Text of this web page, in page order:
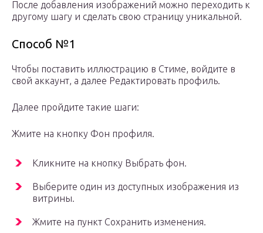
После добавления изображений можно переходить к
другому шагу и сделать свою страницу уникальной.
Способ №1
Чтобы поставить иллюстрацию в Стиме, войдите в
свой аккаунт, а далее Редактировать профиль.
Далее пройдите такие шаги:
Жмите на кнопку Фон профиля.
Кликните на кнопку Выбрать фон.
Выберите один из доступных изображения из
витрины.
Жмите на пункт Сохранить изменения.